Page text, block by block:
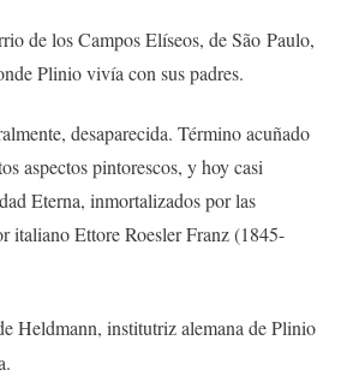
de los Campos Elíseos, de São Paulo,
Plinio vivía con sus padres.
desaparecida. Término acuñado
aspectos pintorescos, y hoy casi
Eterna, inmortalizados por las
italiano Ettore Roesler Franz (1845-
Heldmann, institutriz alemana de Plinio